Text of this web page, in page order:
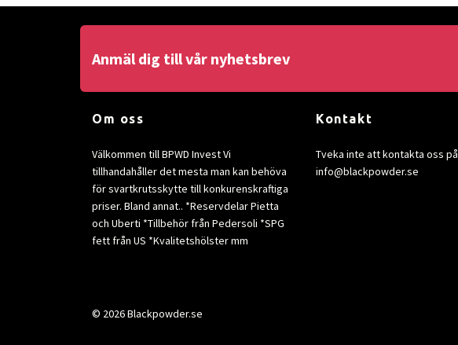
Anmäl dig till vår nyhetsbrev
Om oss
Välkommen till BPWD Invest Vi
tillhandahåller det mesta man kan behöva
för svartkrutsskytte till konkurenskraftiga
priser. Bland annat.. *Reservdelar Pietta
och Uberti *Tillbehör från Pedersoli *SPG
fett från US *Kvalitetshölster mm
Kontakt
Tveka inte att kontakta oss på
info@blackpowder.se
© 2026 Blackpowder.se